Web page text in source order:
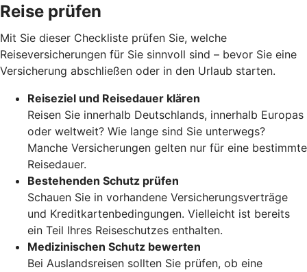
Reise prüfen
Mit Sie dieser Checkliste prüfen Sie, welche
Reiseversicherungen für Sie sinnvoll sind – bevor Sie eine
Versicherung abschließen oder in den Urlaub starten.
Reiseziel und Reisedauer klären
Reisen Sie innerhalb Deutschlands, innerhalb Europas
oder weltweit? Wie lange sind Sie unterwegs?
Manche Versicherungen gelten nur für eine bestimmte
Reisedauer.
Bestehenden Schutz prüfen
Schauen Sie in vorhandene Versicherungsverträge
und Kreditkartenbedingungen. Vielleicht ist bereits
ein Teil Ihres Reiseschutzes enthalten.
Medizinischen Schutz bewerten
Bei Auslandsreisen sollten Sie prüfen, ob eine